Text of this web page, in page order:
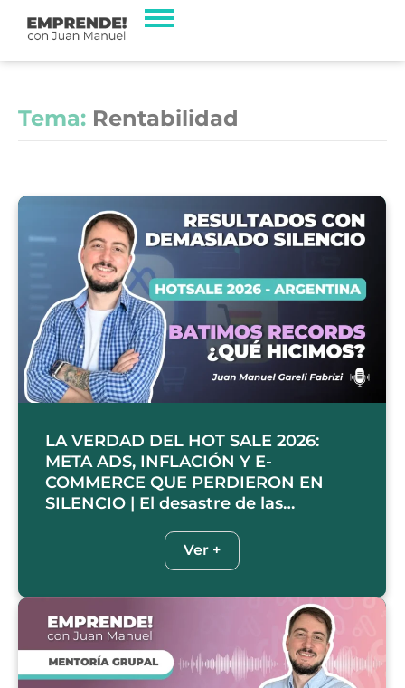
Tema: Rentabilidad
LA VERDAD DEL HOT SALE 2026:
META ADS, INFLACIÓN Y E-
COMMERCE QUE PERDIERON EN
SILENCIO | El desastre de las…
Ver +